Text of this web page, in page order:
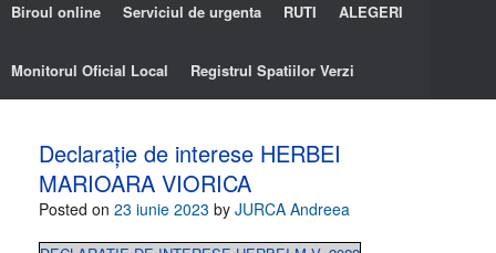
Biroul online Serviciul de urgenta RUTI ALEGERI
Monitorul Oficial Local Registrul Spatiilor Verzi
Declarație de interese HERBEI
MARIOARA VIORICA
Posted on 23 iunie 2023 by JURCA Andreea